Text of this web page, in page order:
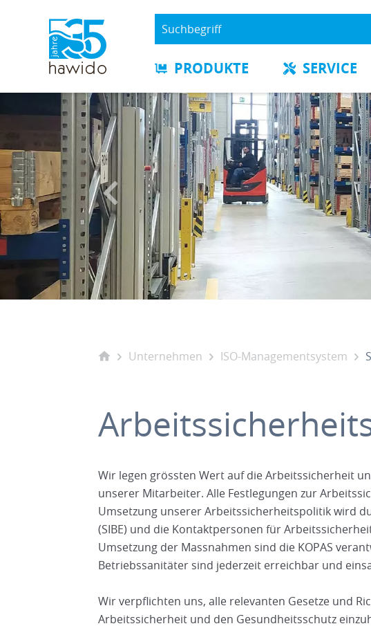
PRODUKTE SERVICE
Unternehmen ISO-Managementsystem
Wir legen grössten Wert auf die Arbeitssicherheit
unserer Mitarbeiter. Alle Festlegungen zur
Umsetzung unserer Arbeitssicherheitspolitik wird
(SIBE) und die Kontaktpersonen für
Umsetzung der Massnahmen sind die KOPAS
Betriebssanitäter sind jederzeit erreichbar und
Wir verpflichten uns, alle relevanten Gesetze und
Arbeitssicherheit und den Gesundheitsschutz